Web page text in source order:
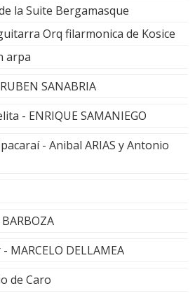
la Suite Bergamasque
Orq filarmonica de Kosice
arpa
SANABRIA
- ENRIQUE SAMANIEGO
- Anibal ARIAS y Antonio
MARCELO DELLAMEA
de Caro